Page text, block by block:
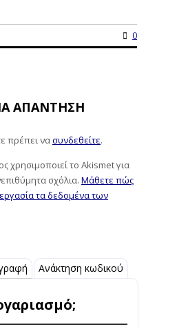
0
ΑΠΆΝΤΗΣΗ
πρέπει νασυνδεθείτε.
χρησιμοποιεί το Akismet για
σχόλια. Μάθετε πώς
τα δεδομένα των
Ανάκτηση κωδικού